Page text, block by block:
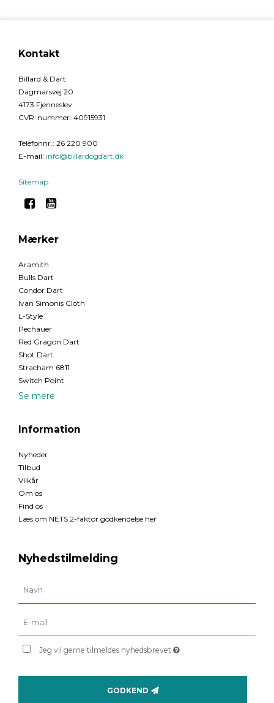
Kontakt
Billard & Dart
Dagmarsvej 20
4173 Fjenneslev
CVR-nummer: 40915931
Telefonnr. : 26 220 900
E-mail: info@billardogdart.dk
Sitemap
Mærker
Aramith
Bulls Dart
Condor Dart
Ivan Simonis Cloth
L-Style
Pechauer
Red Gragon Dart
Shot Dart
Stracham 6811
Switch Point
Se mere
Information
Nyheder
Tilbud
Vilkår
Om os
Find os
Læs om NETS 2-faktor godkendelse her
Nyhedstilmelding
Jeg vil gerne tilmeldes nyhedsbrevet
GODKEND